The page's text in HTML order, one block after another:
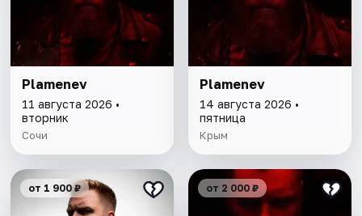
Plamenev
11 августа 2026 •
вторник
Сочи
Plamenev
14 августа 2026 •
пятница
Крым
от 1 900 ₽ от 2 000 ₽